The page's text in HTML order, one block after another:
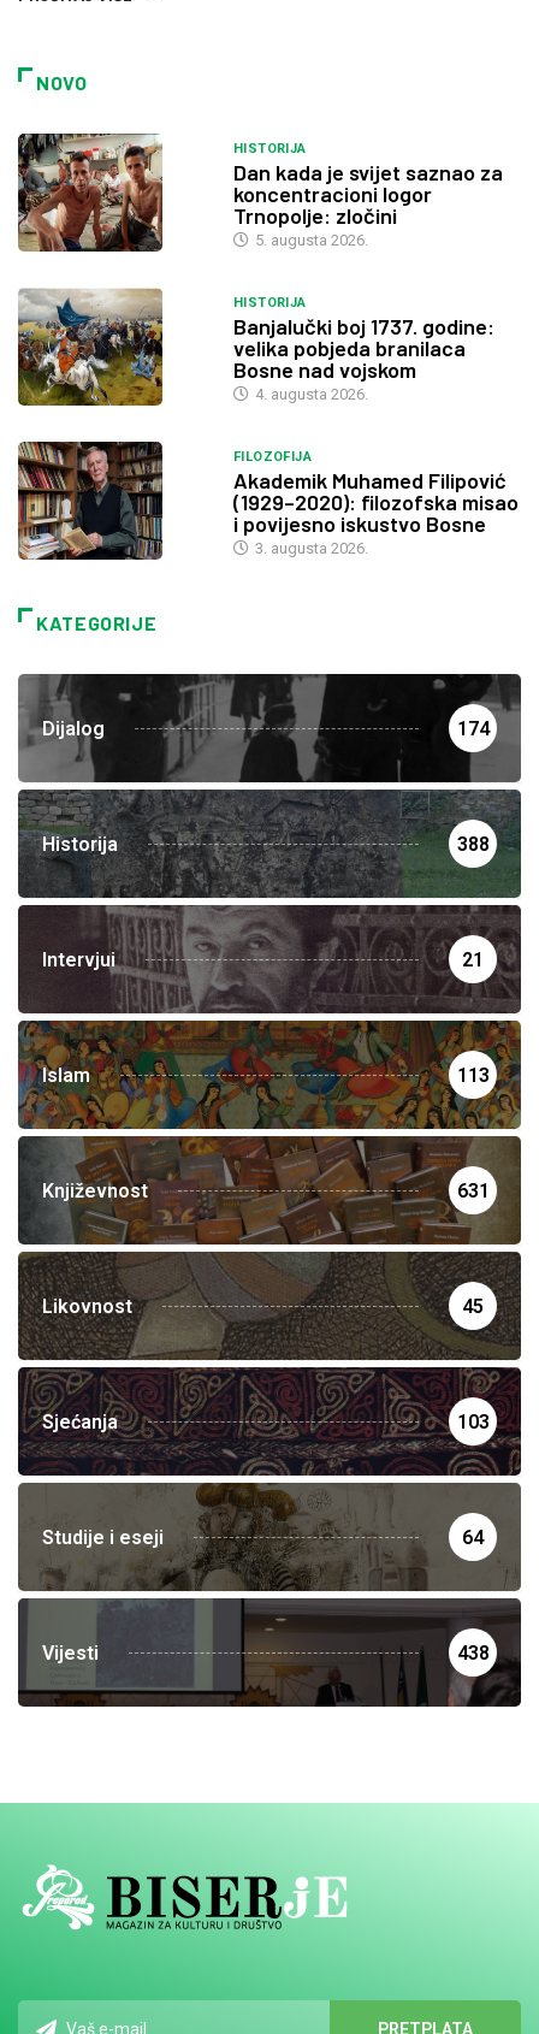
NOVO
HISTORIJA
Dan kada je svijet saznao za
koncentracioni logor
Trnopolje: zločini
5. augusta 2026.
HISTORIJA
Banjalučki boj 1737. godine:
velika pobjeda branilaca
Bosne nad vojskom
4. augusta 2026.
FILOZOFIJA
Akademik Muhamed Filipović
(1929–2020): filozofska misao
i povijesno iskustvo Bosne
3. augusta 2026.
KATEGORIJE
Dijalog 174
Historija 388
Intervjui 21
Islam 113
Književnost 631
Likovnost 45
Sjećanja 103
Studije i eseji 64
Vijesti 438